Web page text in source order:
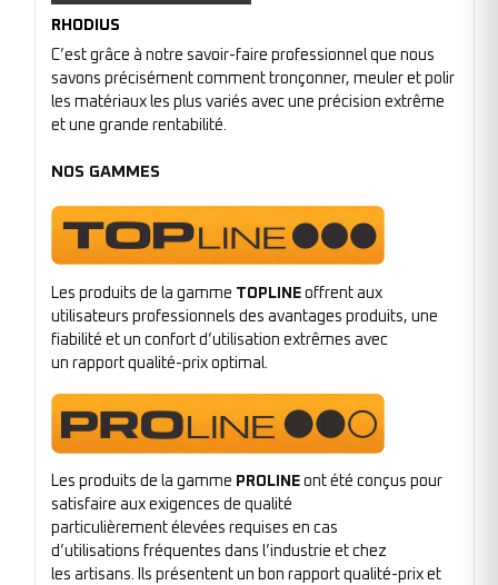
RHODIUS
C’est grâce à notre savoir-faire professionnel que nous
savons précisément comment tronçonner, meuler et polir
les matériaux les plus variés avec une précision extrême
et une grande rentabilité.
NOS GAMMES
Les produits de la gamme TOPLINE offrent aux
utilisateurs professionnels des avantages produits, une
fiabilité et un confort d’utilisation extrêmes avec
un rapport qualité-prix optimal.
Les produits de la gamme PROLINE ont été conçus pour
satisfaire aux exigences de qualité
particulièrement élevées requises en cas
d’utilisations fréquentes dans l’industrie et chez
les artisans. Ils présentent un bon rapport qualité-prix et